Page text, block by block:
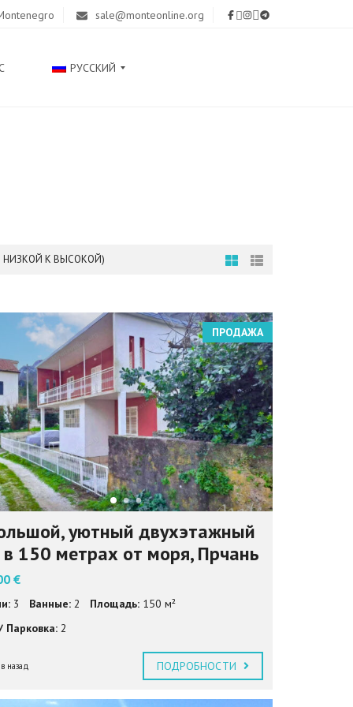
sale@monteonline.org
РУССКИЙ
Е
E
N
G
L
I
S
H
(
U
K
)
НИЗКОЙ К ВЫСОКОЙ)
ПРОДАЖА
уютный двухэтажный
150 метрах от моря, Прчань
€
3 Ванные: 2 Площадь: 150 м²
Парковка: 2
назад ПОДРОБНОСТИ